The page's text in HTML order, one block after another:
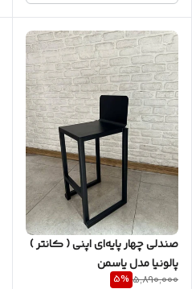
صندلی چهار پایه‌ای اپنی ( کانتر )
پالونیا مدل یاسمن
5,890,000
5%